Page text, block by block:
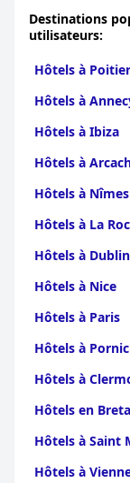
Destinations
utilisateurs:
Hôtels à
Hôtels à
Hôtels à Ibiza
Hôtels à
Hôtels à Nîmes
Hôtels à La
Hôtels à Dublin
Hôtels à Nice
Hôtels à Paris
Hôtels à
Hôtels à
Hôtels en
Hôtels à Saint
Hôtels à